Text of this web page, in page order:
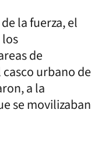
la fuerza, el
de
urbano de
a la
se movilizaban